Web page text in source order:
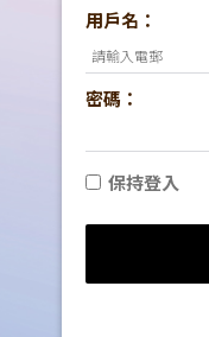
用戶名：
密碼：
保持登入